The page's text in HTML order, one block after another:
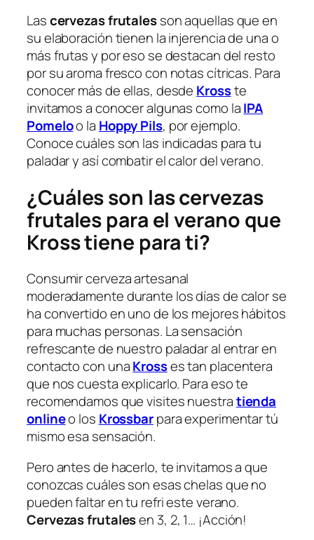
Lascervezas frutalesson aquellas que en
su elaboración tienen la injerencia de una o
más frutas y por eso se destacan del resto
por su aroma fresco con notas cítricas. Para
conocer más de ellas, desde Krosste
invitamos a conocer algunas como laIPA
Pomeloo la Hoppy Pils, por ejemplo.
Conoce cuáles son las indicadas para tu
paladar y así combatir el calor del verano.
¿Cuáles son las cervezas
frutales para el verano que
Kross tiene para ti?
Consumir cerveza artesanal
moderadamente durante los días de calor se
ha convertido en uno de los mejores hábitos
para muchas personas. La sensación
refrescante de nuestro paladar al entrar en
contacto con unaKrosses tan placentera
que nos cuesta explicarlo. Para eso te
recomendamos que visites nuestratienda
onlineo los Krossbarpara experimentar tú
mismo esa sensación.
Pero antes de hacerlo, te invitamos a que
conozcas cuáles son esas chelas que no
pueden faltar en tu refri este verano.
Cervezas frutalesen 3, 2, 1… ¡Acción!